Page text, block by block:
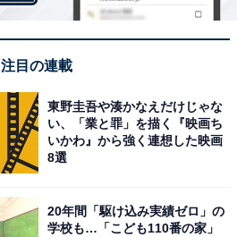
注目の連載
東野圭吾や湊かなえだけじゃな
い、「業と罪」を描く『映画ち
いかわ』から強く連想した映画
8選
20年間「駆け込み実績ゼロ」の
学校も…「こども110番の家」